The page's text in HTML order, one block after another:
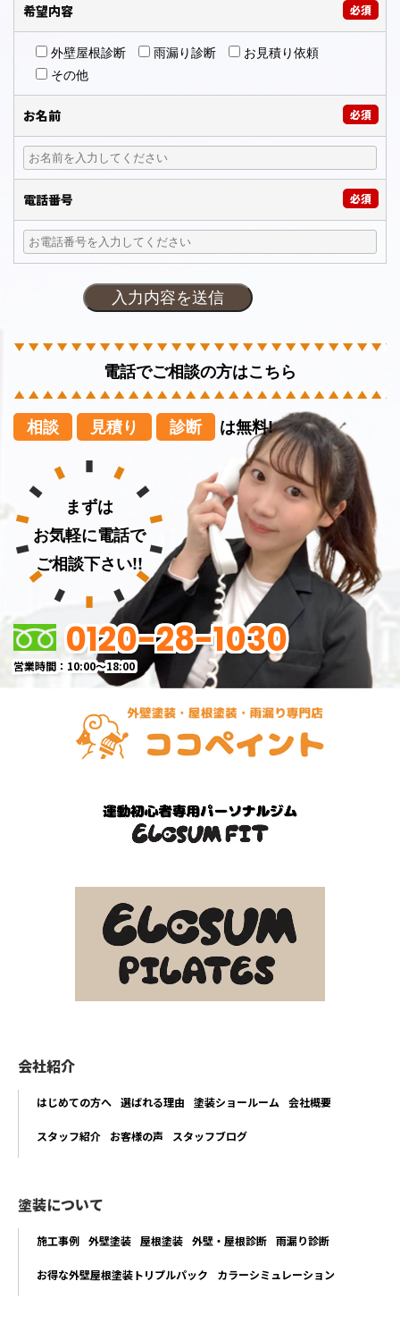
必須
希望内容
外壁屋根診断 雨漏り診断
お見積り依頼
その他
お名前 必須
電話番号 必須
電話でご相談の方はこちら
相談 見積り 診断 は無料!
まずは
お気軽に電話で
ご相談下さい!!
0120-28-1030
営業時間：10:00～18:00
会社紹介
はじめての方へ 選ばれる理由 塗装ショールーム 会社概要
スタッフ紹介 お客様の声 スタッフブログ
塗装について
施工事例 外壁塗装 屋根塗装 外壁・屋根診断 雨漏り診断
お得な外壁屋根塗装トリプルパック カラーシミュレーション